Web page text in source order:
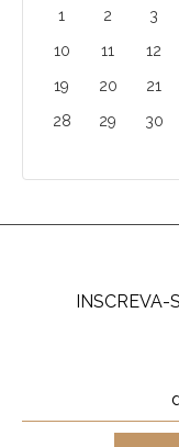
1 2 3
10
11 12
19
20 21
28
29 30
INSCREVA-